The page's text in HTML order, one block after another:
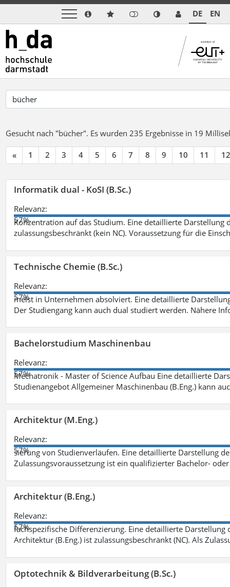
DE EN
Gesucht nach "bücher". Es wurden 235 Ergebnisse in 19
« 1 2 3 4 5 6 7 8 9 10 11 12
Informatik dual - KoSI (B.Sc.)
Relevanz:
57%
Konzentration auf das Studium. Eine detaillierte
zulassungsbeschränkt (kein NC). Voraussetzung für die
Technische Chemie (B.Sc.)
Relevanz:
57%
meist in Unternehmen absolviert. Eine detaillierte
Der Studiengang kann auch dual studiert werden. Nähere
Bachelorstudium Maschinenbau
Relevanz:
57%
Mechatronik - Master of Science Aufbau Eine detaillierte
Studienangebot Allgemeiner Maschinenbau (B.Eng.) kann
Architektur (M.Eng.)
Relevanz:
57%
sierung von Studienverläufen. Eine detaillierte Darstellung
Zulassungsvoraussetzung ist ein qualifizierter Bachelor-
Architektur (B.Eng.)
Relevanz:
57%
fachspezifische Differenzierung. Eine detaillierte
Architektur (B.Eng.) ist zulassungsbeschränkt (NC). Als
Optotechnik & Bildverarbeitung (B.Sc.)